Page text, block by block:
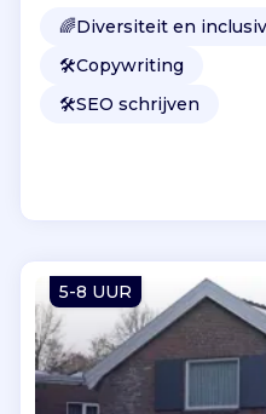
🌈Diversiteit en
🛠️Copywriting
🛠️SEO schrijven
5-8 UUR